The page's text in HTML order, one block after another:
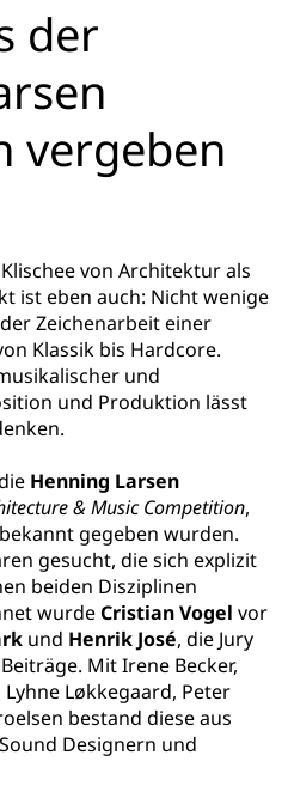
der
vergeben
von Architektur als
ist eben auch: Nicht wenige
Zeichenarbeit einer
Klassik bis Hardcore.
und
und Produktion lässt
Henning Larsen
& Music Competition,
gegeben wurden.
gesucht, die sich explizit
beiden Disziplinen
wurdeCristian Vogel vor
und Henrik José, die Jury
Mit Irene Becker,
Lyhne Løkkegaard, Peter
bestand diese aus
Designern und